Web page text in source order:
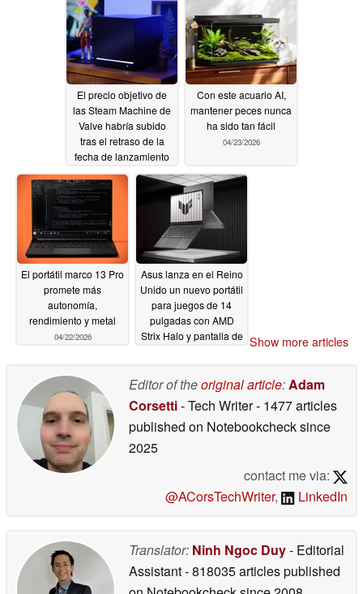
El precio objetivo de
las Steam Machine de
Valve habría subido
tras el retraso de la
fecha de lanzamiento
04/29/2026
Con este acuario AI,
mantener peces nunca
ha sido tan fácil
04/23/2026
El portátil marco 13 Pro
promete más
autonomía,
rendimiento y metal
04/22/2026
Asus lanza en el Reino
Unido un nuevo portátil
para juegos de 14
pulgadas con AMD
Strix Halo y pantalla de Show more articles
Editor of theoriginal article:Adam
Corsetti- Tech Writer- 1477 articles
published on Notebookchecksince
2025
contact me via:
@ACorsTechWriter, LinkedIn
Translator: Ninh Ngoc Duy- Editorial
Assistant- 818035 articles published